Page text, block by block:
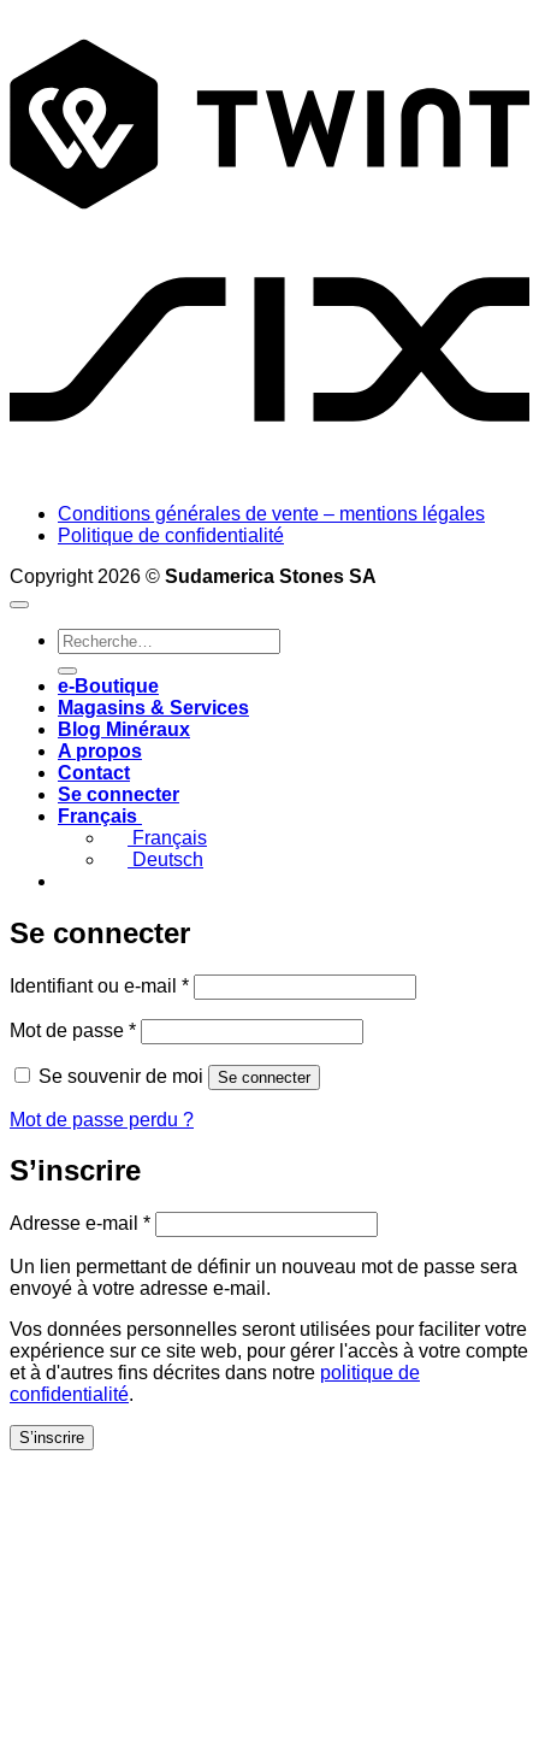
Conditions générales de vente – mentions légales
Politique de confidentialité
Copyright 2026 © Sudamerica Stones SA
Recherche
pour :
e-Boutique
Magasins & Services
Blog Minéraux
A propos
Contact
Se connecter
Français
Français
Deutsch
Se connecter
Identifiant ou e-mail *Obligatoire
Mot de passe *Obligatoire
Se souvenir de moi Se connecter
Mot de passe perdu ?
S’inscrire
Adresse e-mail *Obligatoire
Un lien permettant de définir un nouveau mot de passe sera
envoyé à votre adresse e-mail.
Vos données personnelles seront utilisées pour faciliter votre
expérience sur ce site web, pour gérer l'accès à votre compte
et à d'autres fins décrites dans notre politique de
confidentialité.
S’inscrire